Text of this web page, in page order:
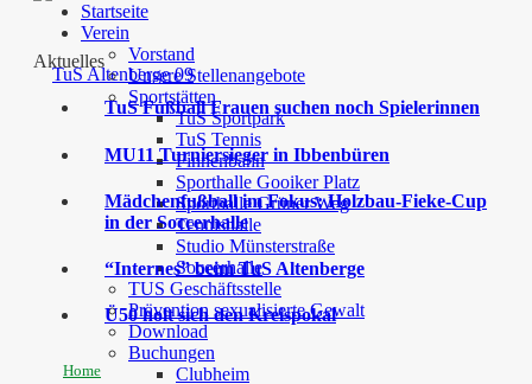
Startseite
Verein
Vorstand
Unsere Stellenangebote
Sportstätten
TuS Sportpark
TuS Tennis
Finnenbahn
Sporthalle Gooiker Platz
Sporthalle Grüner Weg
Tennishalle
Studio Münsterstraße
Soccerhalle
TUS Geschäftsstelle
Prävention sexualisierte Gewalt
Download
Buchungen
Clubheim
Aktuelles
TuS Fußball Frauen suchen noch Spielerinnen
MU11 Turniersieger in Ibbenbüren
Mädchenfußball im Fokus: Holzbau-Fieke-Cup
in der Soccerhalle
“Internes” beim TuS Altenberge
Ü50 holt sich den Kreispokal
Home